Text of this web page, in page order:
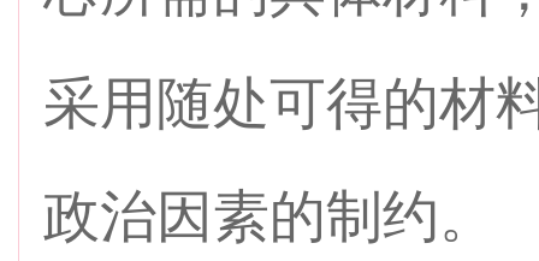
采用随处可得的材
政治因素的制约。